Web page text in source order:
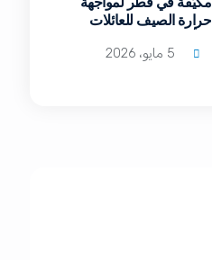
حرارة الصيف للعائلات
5 مايو، 2026